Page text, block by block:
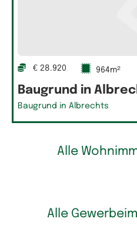
€ 28.920 964m²
Baugrund in
Baugrund in Albrechts
Alle
Alle